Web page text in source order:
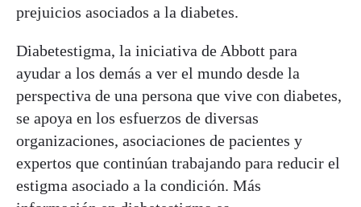
prejuicios asociados a la diabetes.
Diabetestigma, la iniciativa de Abbott para
ayudar a los demás a ver el mundo desde la
perspectiva de una persona que vive con diabetes,
se apoya en los esfuerzos de diversas
organizaciones, asociaciones de pacientes y
expertos que continúan trabajando para reducir el
estigma asociado a la condición. Más